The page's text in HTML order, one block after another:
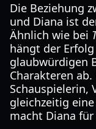
Die Beziehung
und Diana ist
Ähnlich wie bei
hängt der
glaubwürdigen
Charakteren
Schauspielerin,
gleichzeitig
macht Diana